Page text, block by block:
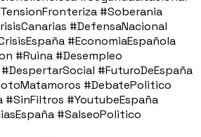
#Soberania
#DefensaNacional
#EconomiaEspañola
#Ruina #Desempleo
#FuturoDeEspaña
#DebatePolitico
#SinFiltros #YoutubeEspaña
#SalseoPolitico